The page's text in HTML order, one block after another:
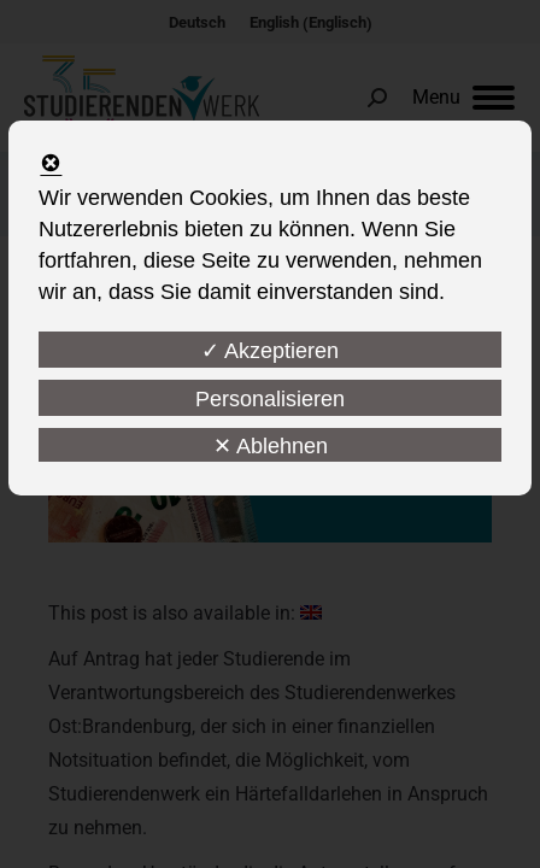
Deutsch English(Englisch)
Menu
Search:
Härtefalldarlehen
This post is also available in:
Auf Antrag hat jeder Studierende im
Verantwortungsbereich des Studierendenwerkes
Ost:Brandenburg, der sich in einer finanziellen
Notsituation befindet, die Möglichkeit, vom
Studierendenwerk ein Härtefalldarlehen in Anspruch
zu nehmen.
Wir verwenden Cookies, um Ihnen das beste
Nutzererlebnis bieten zu können. Wenn Sie
fortfahren, diese Seite zu verwenden, nehmen
wir an, dass Sie damit einverstanden sind.
✓ Akzeptieren
Personalisieren
✕ Ablehnen